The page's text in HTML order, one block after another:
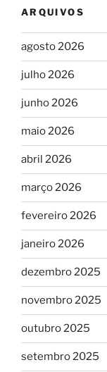
ARQUIVOS
agosto 2026
julho 2026
junho 2026
maio 2026
abril 2026
março 2026
fevereiro 2026
janeiro 2026
dezembro 2025
novembro 2025
outubro 2025
setembro 2025